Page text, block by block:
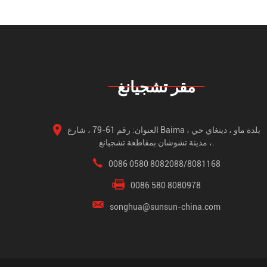
مقر تشجيانغ
العنوان: رقم 61-79 ، شارع Baima ، بلدة ماو ، دينغاي حي
، مدينة تشوشان بمقاطعة تشجيانغ.
0086 0580 8082088/8081168
0086 580 8080978
songhua@sunsun-china.com